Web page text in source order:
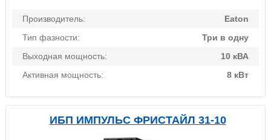
Производитель:
Eaton
Тип фазности:
Три в одну
Выходная мощность:
10 кВА
Активная мощность:
8 кВт
ИБП ИМПУЛЬС ФРИСТАЙЛ 31-10